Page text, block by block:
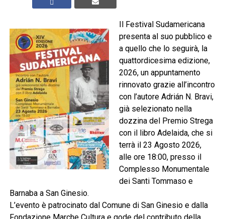
Il Festival Sudamericana
presenta al suo pubblico e
a quello che lo seguirà, la
quattordicesima edizione,
2026, un appuntamento
rinnovato grazie all’incontro
con l’autore Adrián N. Bravi,
già selezionato nella
dozzina del Premio Strega
con il libro Adelaida, che si
terrà il 23 Agosto 2026,
alle ore 18:00, presso il
Complesso Monumentale
dei Santi Tommaso e
Barnaba a San Ginesio.
L’evento è patrocinato dal Comune di San Ginesio e dalla